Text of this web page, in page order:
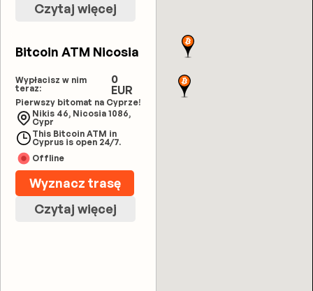
Czytaj więcej
Bitcoin ATM Nicosia
Wypłacisz w nim
teraz:
0
EUR
Pierwszy bitomat na Cyprze!
Nikis 46, Nicosia 1086,
Cypr
This Bitcoin ATM in
Cyprus is open 24/7.
Offline
Wyznacz trasę
Czytaj więcej